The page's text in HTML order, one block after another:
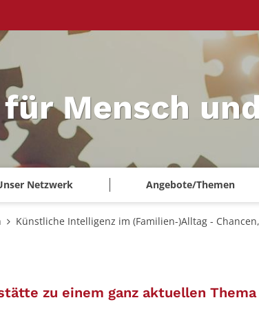
Mensch
Netzwerk Angebote/Themen
Künstliche Intelligenz im (Familien-)Alltag -
zu einem ganz aktuellen Thema: